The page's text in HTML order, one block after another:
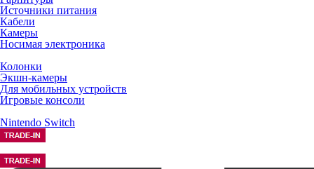
Источники питания
Кабели
Камеры
Носимая электроника
Колонки
Экшн-камеры
Для мобильных устройств
Игровые консоли
Nintendo Switch